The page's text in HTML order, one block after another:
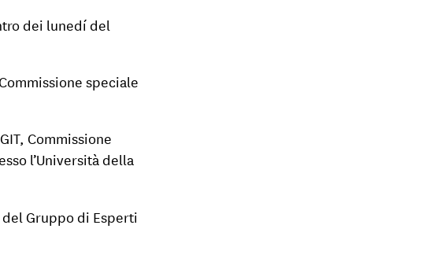
dei lunedí del
speciale
Commissione
l’Università della
Gruppo di Esperti